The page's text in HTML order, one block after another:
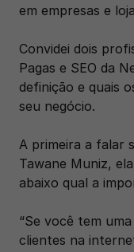
em empresas e
Convidei dois
Pagas e SEO da
definição e quais
seu negócio.
A primeira a falar
Tawane Muniz,
abaixo qual a
“Se você tem
clientes na